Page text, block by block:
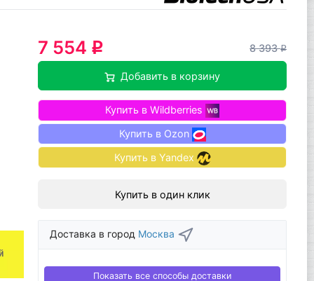
7 554 q 8 393q
Добавить в корзину
Купить в Wildberries
Купить в Ozon
Купить в Yandex
Купить в один клик
Доставка в город Москва
Показать все способы доставки